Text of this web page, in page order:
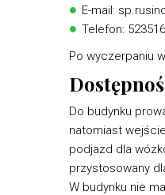
E-mail:
Telefon:
Po wyczerpaniu
Do budynku
natomiast
podjazd dla
przystosowany
W budynku nie